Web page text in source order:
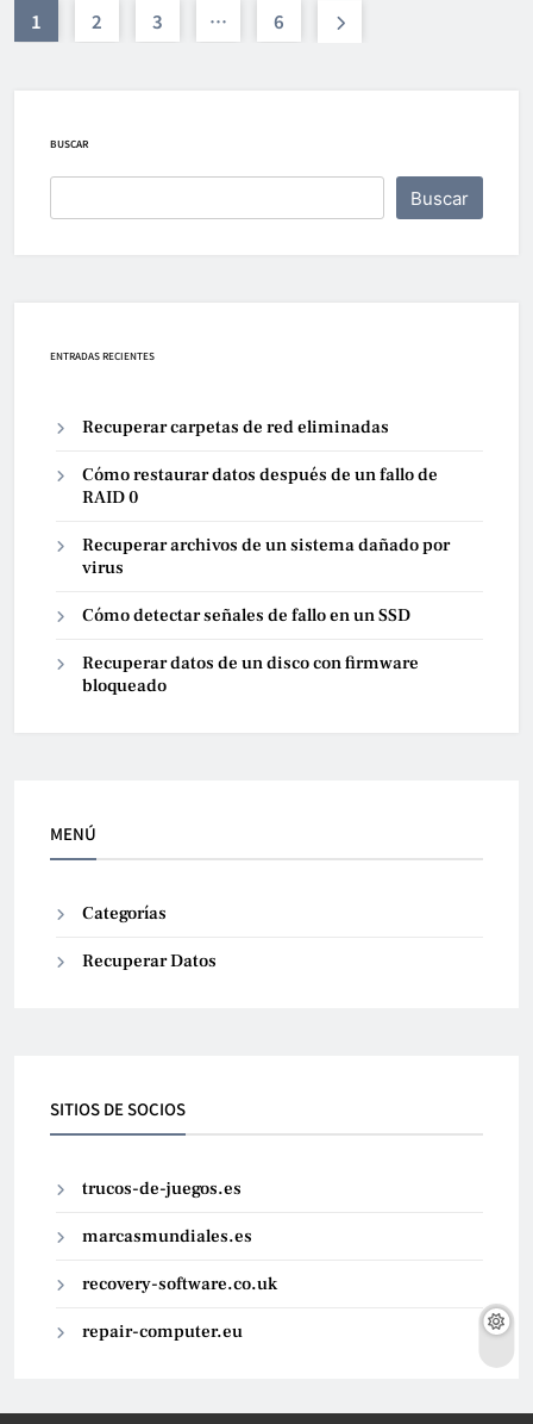
1 2 3 … 6
BUSCAR
Buscar
ENTRADAS RECIENTES
Recuperar carpetas de red eliminadas
Cómo restaurar datos después de un fallo de
RAID 0
Recuperar archivos de un sistema dañado por
virus
Cómo detectar señales de fallo en un SSD
Recuperar datos de un disco con firmware
bloqueado
MENÚ
Categorías
Recuperar Datos
SITIOS DE SOCIOS
trucos-de-juegos.es
marcasmundiales.es
recovery-software.co.uk
repair-computer.eu